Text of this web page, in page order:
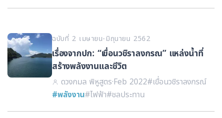
ฉบับที่ 2 เมษายน-มิถุนายน 2562
เรื่องจากปก: “เขื่อนวชิราลงกรณ” แหล่งน้ำที่
สร้างพลังงานและชีวิต
ดวงกมล พิหูสูตร·Feb 2022#เขื่อนวชิราลงกรณ์
#พลังงาน#ไฟฟ้า#ชลประทาน